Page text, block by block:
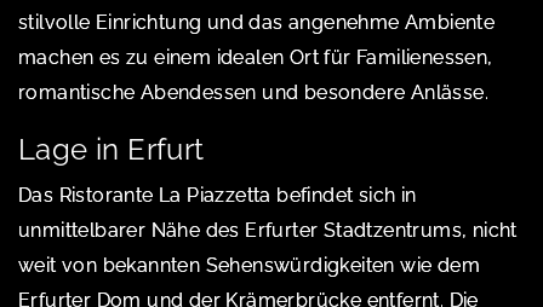
stilvolle Einrichtung und das angenehme Ambiente
machen es zu einem idealen Ort für Familienessen,
romantische Abendessen und besondere Anlässe.
Lage in Erfurt
Das Ristorante La Piazzetta befindet sich in
unmittelbarer Nähe des Erfurter Stadtzentrums, nicht
weit von bekannten Sehenswürdigkeiten wie dem
Erfurter Dom und der Krämerbrücke entfernt. Die